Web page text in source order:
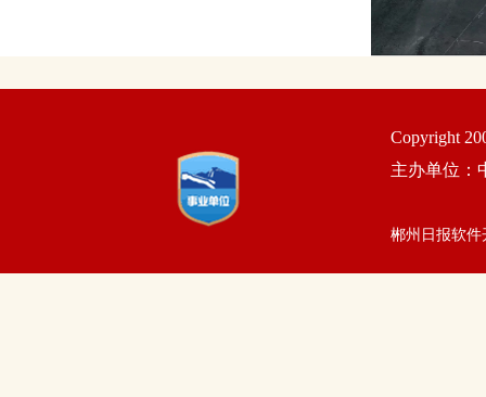
Copyright
主办单位：
郴州日报软